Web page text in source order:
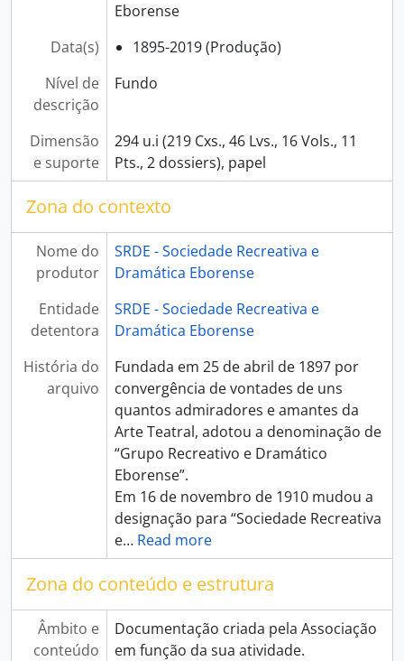
Eborense
Data(s)
1895-2019 (Produção)
Nível de
descrição
Fundo
Dimensão
e suporte
294 u.i (219 Cxs., 46 Lvs., 16 Vols., 11
Pts., 2 dossiers), papel
Zona do contexto
Nome do
produtor
SRDE - Sociedade Recreativa e
Dramática Eborense
Entidade
detentora
SRDE - Sociedade Recreativa e
Dramática Eborense
História do
arquivo
Fundada em 25 de abril de 1897 por
convergência de vontades de uns
quantos admiradores e amantes da
Arte Teatral, adotou a denominação de
“Grupo Recreativo e Dramático
Eborense”.
Em 16 de novembro de 1910 mudou a
designação para “Sociedade Recreativa
e… Read more
Zona do conteúdo e estrutura
Âmbito e
conteúdo
Documentação criada pela Associação
em função da sua atividade.